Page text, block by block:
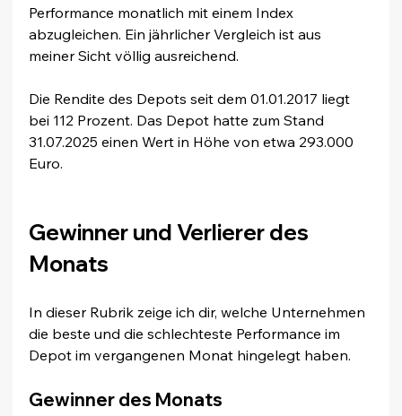
Performance monatlich mit einem Index
abzugleichen. Ein jährlicher Vergleich ist aus
meiner Sicht völlig ausreichend.
Die Rendite des Depots seit dem 01.01.2017 liegt
bei 112 Prozent. Das Depot hatte zum Stand
31.07.2025 einen Wert in Höhe von etwa 293.000
Euro.
Gewinner und Verlierer des
Monats
In dieser Rubrik zeige ich dir, welche Unternehmen
die beste und die schlechteste Performance im
Depot im vergangenen Monat hingelegt haben.
Gewinner des Monats